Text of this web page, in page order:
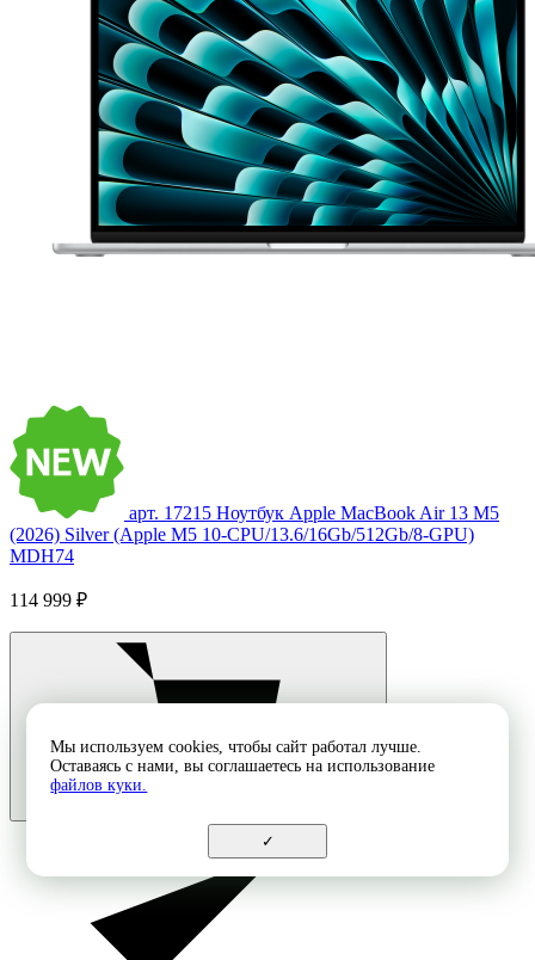
арт. 17215 Ноутбук Apple MacBook Air 13 M5
(2026) Silver (Apple M5 10-CPU/13.6/16Gb/512Gb/8-GPU)
MDH74
114 999 ₽
Мы используем cookies, чтобы сайт работал лучше.
Оставаясь с нами, вы соглашаетесь на использование
файлов куки.
✓